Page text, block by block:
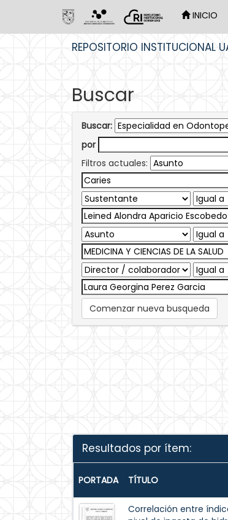
INICIO
REPOSITORIO INSTITUCIONAL
Buscar
Buscar:
por
Filtros actuales:
Comenzar nueva busqueda
Resultados por ítem:
PORTADA TÍTULO
Correlación entre